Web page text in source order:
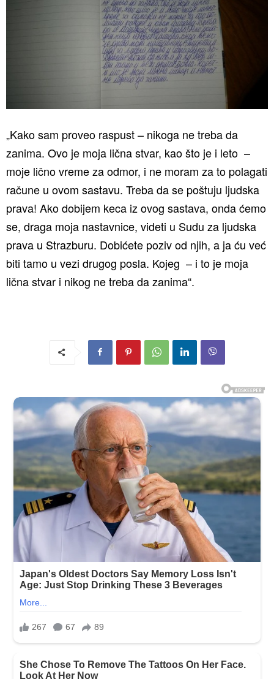
„Kako sam proveo raspust – nikoga ne treba da
zanima. Ovo je moja lična stvar, kao što je i leto –
moje lično vreme za odmor, i ne moram za to polagati
račune u ovom sastavu. Treba da se poštuju ljudska
prava! Ako dobijem keca iz ovog sastava, onda ćemo
se, draga moja nastavnice, videti u Sudu za ljudska
prava u Strazburu. Dobićete poziv od njih, a ja ću već
biti tamo u vezi drugog posla. Kojeg – i to je moja
lična stvar i nikog ne treba da zanima“.